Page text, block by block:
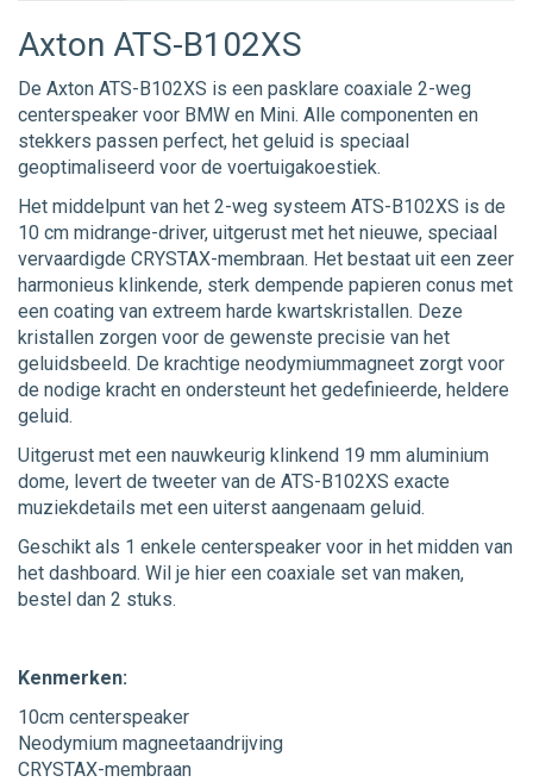
Axton ATS-B102XS
De Axton ATS-B102XS is een pasklare coaxiale 2-weg
centerspeaker voor BMW en Mini. Alle componenten en
stekkers passen perfect, het geluid is speciaal
geoptimaliseerd voor de voertuigakoestiek.
Het middelpunt van het 2-weg systeem ATS-B102XS is de
10 cm midrange-driver, uitgerust met het nieuwe, speciaal
vervaardigde CRYSTAX-membraan. Het bestaat uit een zeer
harmonieus klinkende, sterk dempende papieren conus met
een coating van extreem harde kwartskristallen. Deze
kristallen zorgen voor de gewenste precisie van het
geluidsbeeld. De krachtige neodymiummagneet zorgt voor
de nodige kracht en ondersteunt het gedefinieerde, heldere
geluid.
Uitgerust met een nauwkeurig klinkend 19 mm aluminium
dome, levert de tweeter van de ATS-B102XS exacte
muziekdetails met een uiterst aangenaam geluid.
Geschikt als 1 enkele centerspeaker voor in het midden van
het dashboard. Wil je hier een coaxiale set van maken,
bestel dan 2 stuks.
Kenmerken:
10cm centerspeaker
Neodymium magneetaandrijving
CRYSTAX-membraan